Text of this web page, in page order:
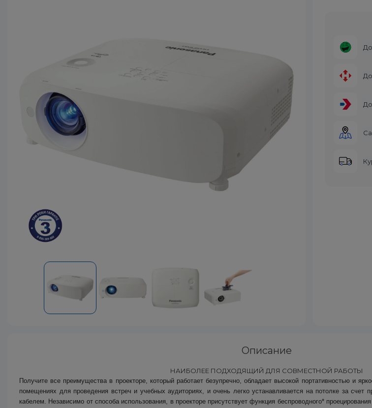
Описание
НАИБОЛЕЕ ПОДХОДЯЩИЙ ДЛЯ СОВМЕСТНОЙ РАБОТЫ
Получите все преимущества в проекторе, который работает безупречно, обладает высокой портативностью и
помещениях для проведения встреч и учебных аудиториях, и очень легко устанавливается на потолке за счет
кабелем. Независимо от способа использования, в проекторе присутствует функция беспроводного*